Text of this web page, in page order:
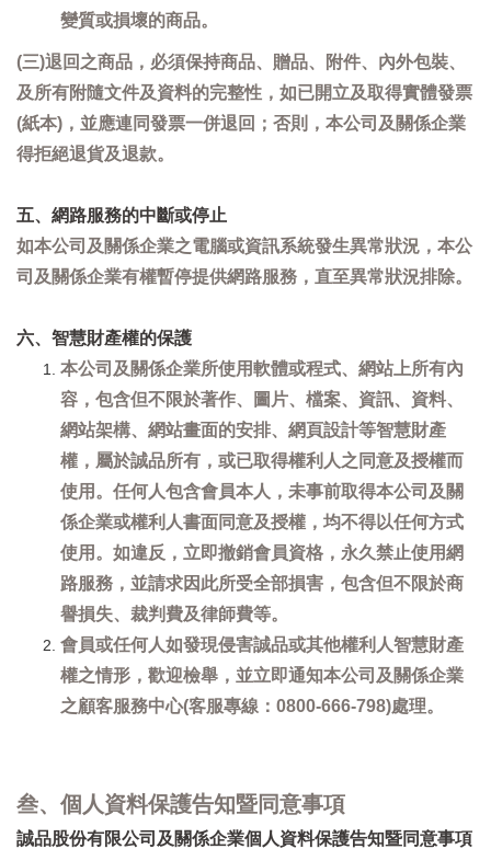
變質或損壞的商品。
(三)退回之商品，必須保持商品、贈品、附件、內外包裝、
及所有附隨文件及資料的完整性，如已開立及取得實體發票
(紙本)，並應連同發票一併退回；否則，本公司及關係企業
得拒絕退貨及退款。
五、網路服務的中斷或停止
如本公司及關係企業之電腦或資訊系統發生異常狀況，本公
司及關係企業有權暫停提供網路服務，直至異常狀況排除。
六、智慧財產權的保護
本公司及關係企業所使用軟體或程式、網站上所有內
容，包含但不限於著作、圖片、檔案、資訊、資料、
網站架構、網站畫面的安排、網頁設計等智慧財產
權，屬於誠品所有，或已取得權利人之同意及授權而
使用。任何人包含會員本人，未事前取得本公司及關
係企業或權利人書面同意及授權，均不得以任何方式
使用。如違反，立即撤銷會員資格，永久禁止使用網
路服務，並請求因此所受全部損害，包含但不限於商
譽損失、裁判費及律師費等。
會員或任何人如發現侵害誠品或其他權利人智慧財產
權之情形，歡迎檢舉，並立即通知本公司及關係企業
之顧客服務中心(客服專線：0800-666-798)處理。
叁、個人資料保護告知暨同意事項
誠品股份有限公司及關係企業個人資料保護告知暨同意事項